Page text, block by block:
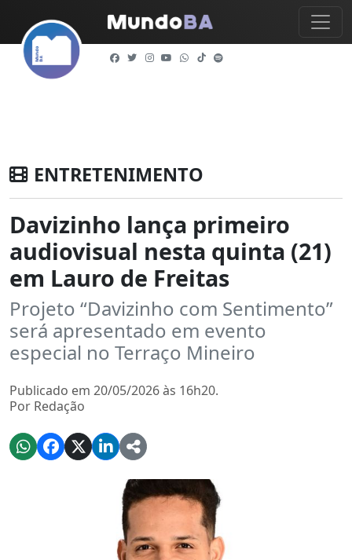
ENTRETENIMENTO
Davizinho lança primeiro
audiovisual nesta quinta (21)
em Lauro de Freitas
Projeto “Davizinho com Sentimento”
será apresentado em evento
especial no Terraço Mineiro
Publicado em 20/05/2026 às 16h20.
Por Redação